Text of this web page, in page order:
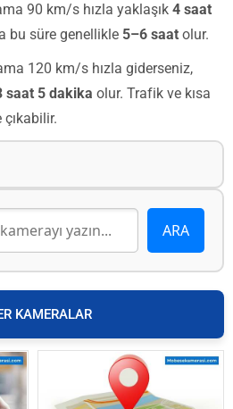
90 km/s hızla yaklaşık 4 saat
bu süre genellikle 5–6 saat olur.
120 km/s hızla giderseniz,
saat 5 dakika olur. Trafik ve kısa
çıkabilir.
KAMERALAR